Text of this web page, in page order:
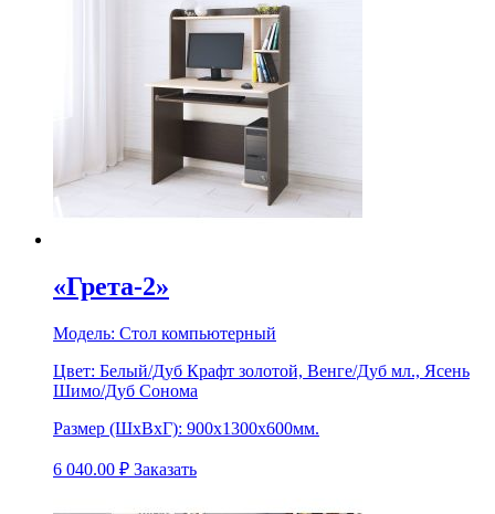
«Грета-2»
Модель: Стол компьютерный
Цвет: Белый/Дуб Крафт золотой, Венге/Дуб мл., Ясень
Шимо/Дуб Сонома
Размер (ШхВхГ): 900х1300х600мм.
6 040.00 ₽ Заказать